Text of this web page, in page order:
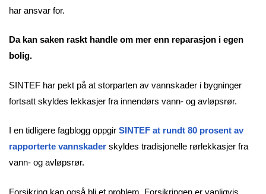
har ansvar for.
Da kan saken raskt handle om mer enn reparasjon i egen
bolig.
SINTEF har pekt på at storparten av vannskader i bygninger
fortsatt skyldes lekkasjer fra innendørs vann- og avløpsrør.
I en tidligere fagblogg oppgir SINTEF at rundt 80 prosent av
rapporterte vannskader skyldes tradisjonelle rørlekkasjer fra
vann- og avløpsrør.
Forsikring kan også bli et problem. Forsikringen er vanligvis